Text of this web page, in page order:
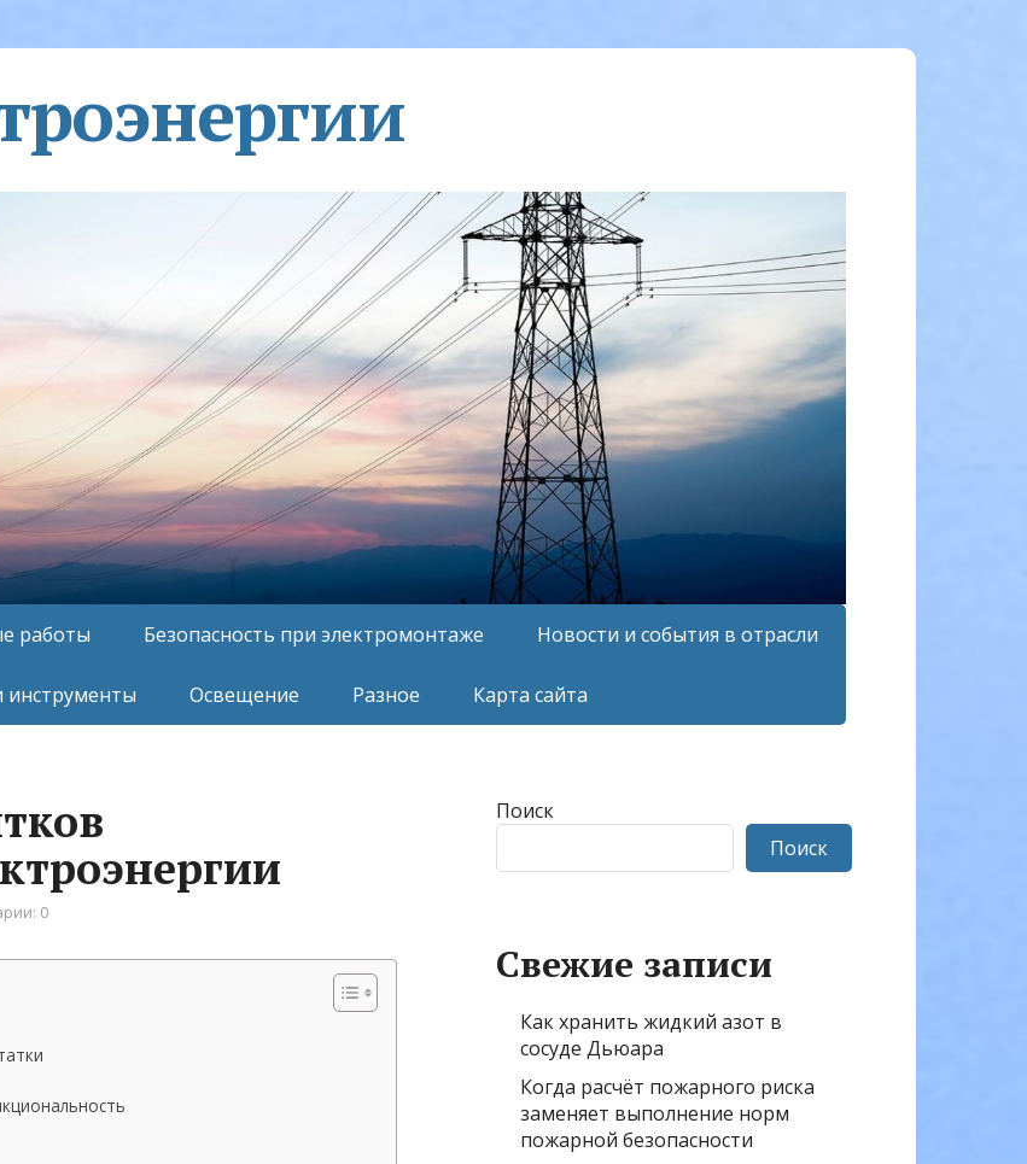
работы Безопасность при электромонтаже Новости и события в отрасли
инструменты Освещение Разное Карта сайта
0
Поиск
Поиск
Свежие записи
Как хранить жидкий азот в
сосуде Дьюара
Когда расчёт пожарного риска
заменяет выполнение норм
пожарной безопасности